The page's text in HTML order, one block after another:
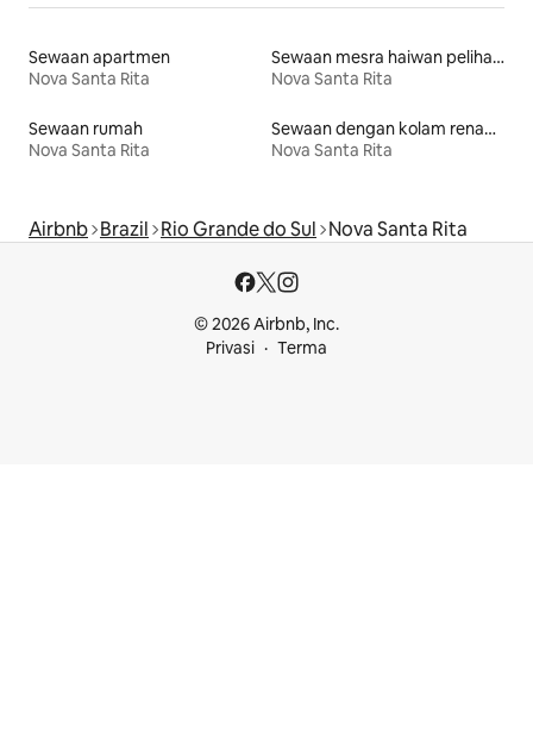
Sewaan apartmen
Nova Santa Rita
Sewaan mesra haiwan peliharaan
Nova Santa Rita
Sewaan rumah
Nova Santa Rita
Sewaan dengan kolam renang
Nova Santa Rita
Airbnb Brazil Rio Grande do Sul Nova Santa Rita
© 2026 Airbnb, Inc.
Privasi
Terma